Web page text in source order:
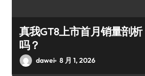
真我GT8上市首月销量剖
吗？
dawei 8 月 1, 2026